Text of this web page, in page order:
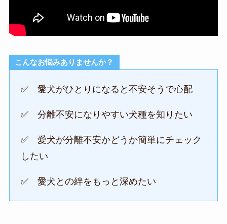
こんなお悩みありませんか？
✅ 愛犬がひとりになると不安そうで心配
✅ 分離不安になりやすい犬種を知りたい
✅ 愛犬が分離不安かどうか簡単にチェック
したい
✅ 愛犬との絆をもっと深めたい